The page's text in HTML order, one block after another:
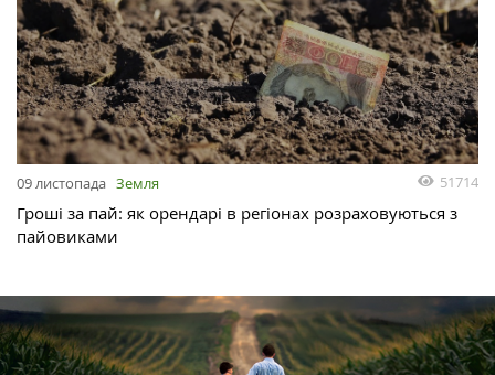
09 листопада Земля 51714
Гроші за пай: як орендарі в регіонах розраховуються з
пайовиками